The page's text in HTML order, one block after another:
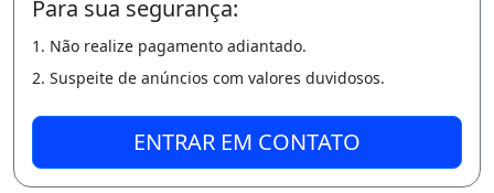
Corretora de Imóveis
CRECI 5143
Para sua segurança:
1. Não realize pagamento adiantado.
2. Suspeite de anúncios com valores duvidosos.
ENTRAR EM CONTATO